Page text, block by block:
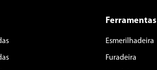
Ferramentas
Esmerilhadeira
Furadeira